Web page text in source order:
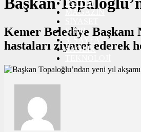
İLETİŞİM
EĞİTİM
MAGAZİN
SPOR
3. SAYFA
SAĞLIK
Kemer Belediye Başkanı
hastaları ziyaret ederek